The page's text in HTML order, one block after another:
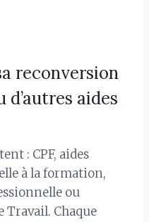
reconversion
d’autres aides
: CPF, aides
à la formation,
ou
Travail. Chaque